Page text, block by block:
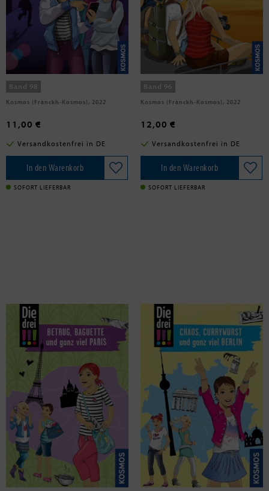
Ambach, Jule
Die drei !!!, 98, Influencerin in Not
Band 98
Kosmos (Franckh-Kosmos), 2022
11,00 €
Versandkostenfrei in DE
In den Warenkorb
SOFORT LIEFERBAR
Vogel, Kirsten
Die drei !!!, 96, Abenteuer Afrika
Band 96
Kosmos (Franckh-Kosmos), 2022
12,00 €
Versandkostenfrei in DE
In den Warenkorb
SOFORT LIEFERBAR
Wich, Henriette
Die drei !!!, Betrug, Baguette und
ganz viel Paris
Vogel, Kirsten
Die drei !!!, Chaos, Currywurst
und ganz viel Berlin